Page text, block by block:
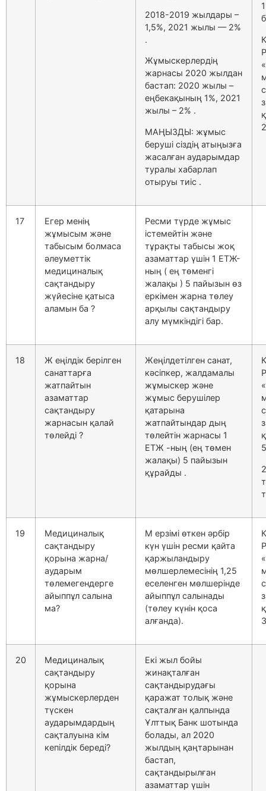
2018-2019 жылдары –
1,5%, 2021 жылы — 2%
.
Жұмыскерлердің
жарнасы 2020 жылдан
бастап: 2020 жылы –
еңбекақының 1%, 2021
жылы – 2% .
МАҢЫЗДЫ: жұмыс
беруші сіздің атыңызға
жасалған аударымдар
туралы хабарлап
отыруы тиіс .
17
Егер менің
жұмысым және
табысым болмаса
әлеуметтік
медициналық
сақтандыру
жүйесіне қатыса
аламын ба ?
Ресми түрде жұмыс
істемейтін және
тұрақты табысы жоқ
азаматтар үшін 1 ЕТЖ-
ның ( ең төменгі
жалақы ) 5 пайызын өз
еркімен жарна төлеу
арқылы сақтандыру
алу мүмкіндігі бар.
18
Ж еңілдік берілген
санаттарға
жатпайтын
азаматтар
сақтандыру
жарнасын қалай
төлейді ?
Жеңілдетілген санат,
кәсіпкер, жалдамалы
жұмыскер және
жұмыс берушілер
қатарына
жатпайтындар дың
төлейтін жарнасы 1
ЕТЖ -ның (ең төмен
жалақы) 5 пайызын
құрайды .
19
Медициналық
сақтандыру
қорына жарна/
аударым
төлемегендерге
айыппұл салына
ма?
М ерзімі өткен әрбір
күн үшін ресми қайта
қаржыландыру
мөлшерлемесінің 1,25
еселенген мөлшерінде
айыппұл салынады
(төлеу күнін қоса
алғанда).
20
Медициналық
сақтандыру
қорына
жұмыскерлерден
түскен
аударымдардың
сақталуына кім
кепілдік береді?
Екі жыл бойы
жинақталған
сақтандырудағы
қаражат толық және
сақталған қалпында
Ұлттық Банк шотында
болады, ал 2020
жылдың қаңтарынан
бастап,
сақтандырылған
азаматтар үшін